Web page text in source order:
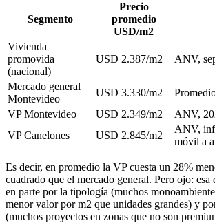
Segmento
Precio
promedio
USD/m2
Vivienda
promovida
(nacional)
USD 2.387/m2 ANV,
Mercado general
Montevideo
USD 3.330/m2
VP Montevideo
USD 2.349/m2
ANV,
VP Canelones
USD 2.845/m2
ANV,
móvil a
Es decir, en promedio la VP cuesta un 28%
cuadrado que el mercado general. Pero ojo: esa
en parte por la tipología (muchos
menor valor por m2 que unidades grandes) y
(muchos proyectos en zonas que no son